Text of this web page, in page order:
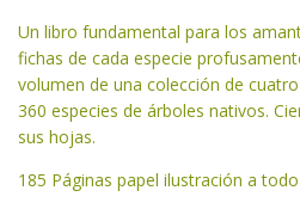
Un libro fundamental para los
fichas de cada especie
volumen de una colección de
360 especies de árboles nativos.
sus hojas.
185 Páginas papel ilustración a